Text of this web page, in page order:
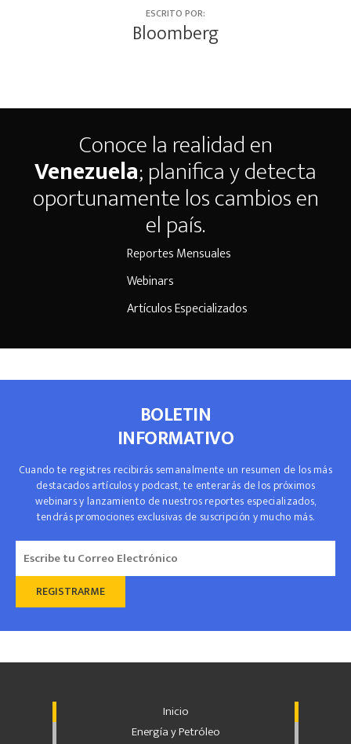
ESCRITO POR:
Bloomberg
Conoce la realidad en
Venezuela; planifica y detecta
oportunamente los cambios en
el país.
Reportes Mensuales
Webinars
Artículos Especializados
BOLETIN
INFORMATIVO
Cuando te registres recibirás semanalmente un resumen de los más
destacados artículos y podcast, te enterarás de los próximos
webinars y lanzamiento de nuestros reportes especializados,
tendrás promociones exclusivas de suscripción y mucho más.
Inicio
Energía y Petróleo